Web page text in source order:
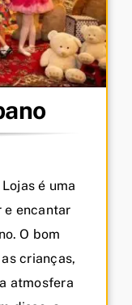
é uma
e encantar
O bom
crianças,
atmosfera